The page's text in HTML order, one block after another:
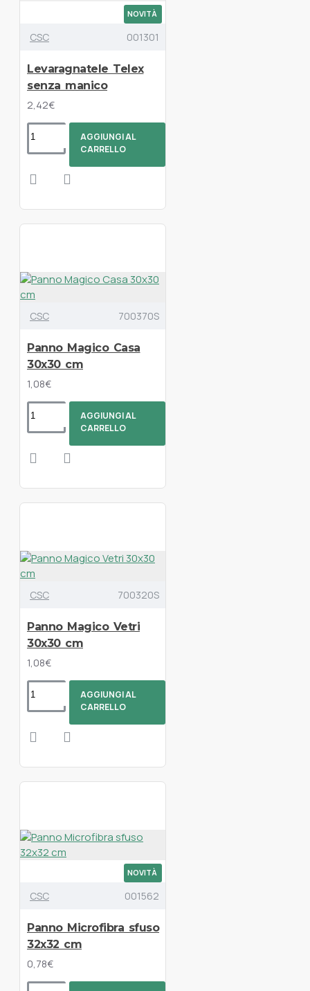
NOVITÀ
CSC 001301
Levaragnatele Telex
senza manico
2,42€
AGGIUNGI AL
CARRELLO
CSC 700370S
Panno Magico Casa
30x30 cm
1,08€
AGGIUNGI AL
CARRELLO
CSC 700320S
Panno Magico Vetri
30x30 cm
1,08€
AGGIUNGI AL
CARRELLO
NOVITÀ
CSC 001562
Panno Microfibra sfuso
32x32 cm
0,78€